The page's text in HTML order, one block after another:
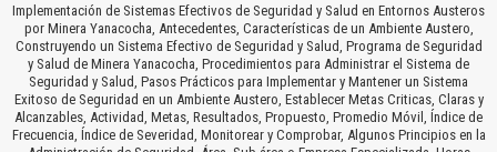
Implementación de Sistemas Efectivos de Seguridad y Salud en Entornos Austeros
por Minera Yanacocha, Antecedentes, Características de un Ambiente Austero,
Construyendo un Sistema Efectivo de Seguridad y Salud, Programa de Seguridad
y Salud de Minera Yanacocha, Procedimientos para Administrar el Sistema de
Seguridad y Salud, Pasos Prácticos para Implementar y Mantener un Sistema
Exitoso de Seguridad en un Ambiente Austero, Establecer Metas Criticas, Claras y
Alcanzables, Actividad, Metas, Resultados, Propuesto, Promedio Móvil, Índice de
Frecuencia, Índice de Severidad, Monitorear y Comprobar, Algunos Principios en la